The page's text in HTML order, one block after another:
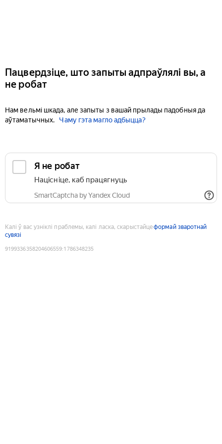
Пацвердзіце, што запыты адпраўлялі вы, а
не робат
Нам вельмі шкада, але запыты з вашай прылады падобныя да
аўтаматычных.
Чаму гэта магло адбыцца?
Я не робат
Націсніце, каб працягнуць
SmartCaptcha by Yandex Cloud
Калі ў вас узніклі праблемы, калі ласка, скарыстайцеформай зваротнай
сувязі
9199336358204606559:1786348235